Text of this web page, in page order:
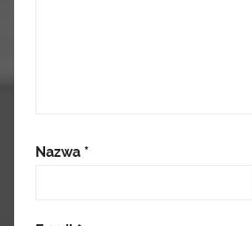
Nazwa *